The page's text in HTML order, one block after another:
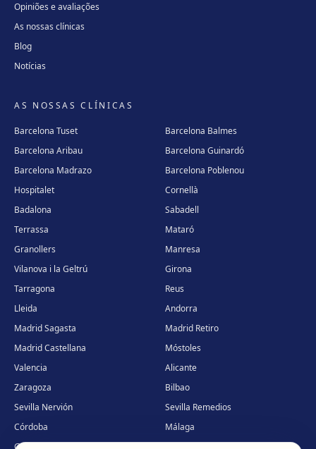
Opiniões e avaliações
As nossas clínicas
Blog
Notícias
AS NOSSAS CLÍNICAS
Barcelona Tuset
Barcelona Balmes
Barcelona Aribau
Barcelona Guinardó
Barcelona Madrazo
Barcelona Poblenou
Hospitalet
Cornellà
Badalona
Sabadell
Terrassa
Mataró
Granollers
Manresa
Vilanova i la Geltrú
Girona
Tarragona
Reus
Lleida
Andorra
Madrid Sagasta
Madrid Retiro
Madrid Castellana
Móstoles
Valencia
Alicante
Zaragoza
Bilbao
Sevilla Nervión
Sevilla Remedios
Córdoba
Málaga
Granada
Palma de Mallorca